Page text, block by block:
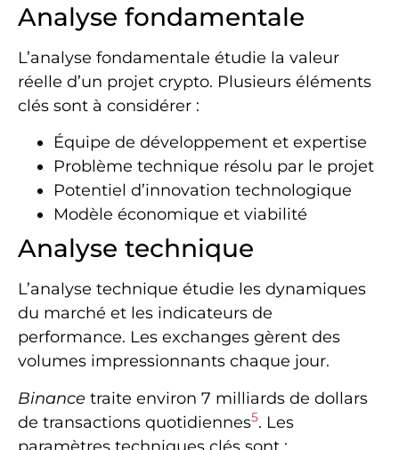
Analyse fondamentale
L’analyse fondamentale étudie la valeur
réelle d’un projet crypto. Plusieurs éléments
clés sont à considérer :
Équipe de développement et expertise
Problème technique résolu par le projet
Potentiel d’innovation technologique
Modèle économique et viabilité
Analyse technique
L’analyse technique étudie les dynamiques
du marché et les indicateurs de
performance. Les exchanges gèrent des
volumes impressionnants chaque jour.
Binance traite environ 7 milliards de dollars
de transactions quotidiennes5. Les